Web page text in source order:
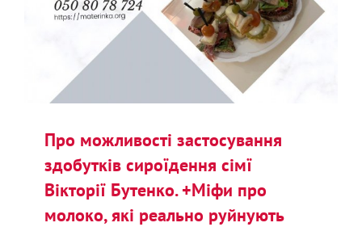
Про можливості застосування
здобутків сироїдення сімї
Вікторії Бутенко. +Міфи про
молоко, які реально руйнують